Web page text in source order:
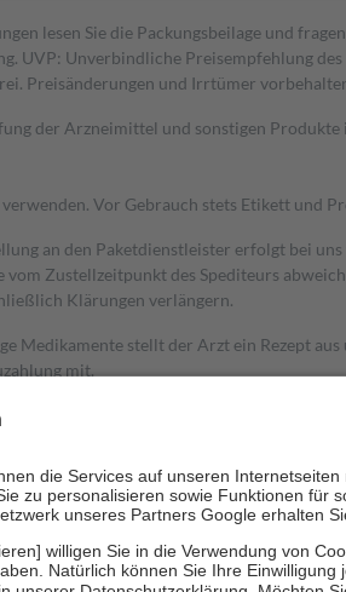
lesen Sie die Packungsbeilage und
UVP: Unverbindliche Preisempfehlung des
Preisänderungen und Irrtümer
der Arzneimittel und sonstigen
Vor Gebrauch stets Etikett und
an den Paketdienstleister erfolgt bei
Zustellzeitpunkt des Spediteurs
Klärungen verlängern.
Medikamente stellt der Arzt ein Rezept
mit.
Krankenpflege beträgt die Zuzahlung
für ihre eigene Gesundheit zu
bis zum vollendeten 18. Lebensjahr mit
und Früherkennung, die von der GKV